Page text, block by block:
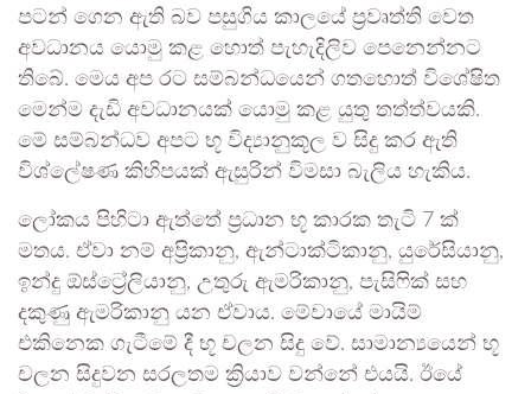
පටන් ගෙන ඇති බව පසුගිය කාලයේ ප්‍රවෘත්ති වෙත
අවධානය යොමු කළ හොත් පැහැදිලිව පෙනෙන්නට
තිබේ. මෙය අප රට සම්බන්ධයෙන් ගතහොත් විශේෂිත
මෙන්ම දැඩි අවධානයක් යොමු කළ යුතු තත්ත්වයකි.
මේ සම්බන්ධව අපට භූ විද්‍යානුකූල ව සිදු කර ඇති
විශ්ලේෂණ කිහිපයක් ඇසුරින් විමසා බැලිය හැකිය.
ලෝකය පිහිටා ඇත්තේ ප්‍රධාන භූ කාරක තැටි 7 ක්
මතය. ඒවා නම් අප්‍රිකානු, ඇන්ටාක්ටිකානු, යුරේසියානු,
ඉන්දු ඕස්ට්‍රේලියානු, උතුරු ඇමරිකානු, පැසිෆික් සහ
දකුණු ඇමරිකානු යන ඒවාය. මේවායේ මායිම්
එකිනෙක ගැටීමේ දී භූ චලන සිදු වේ. සාමාන්‍යයෙන් භූ
චලන සිදුවන සරලතම ක්‍රියාව වන්නේ එයයි. ඊයේ